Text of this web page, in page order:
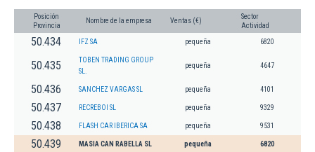
Posición
Provincia
Nombre de la empresa Ventas (€)
Sector
Actividad
50.434 IFZ SA pequeña 6820
50.435
TOBEN TRADING GROUP
SL.
pequeña 4647
50.436 SANCHEZ VARGAS SL pequeña 4101
50.437 RECREBOI SL pequeña 9329
50.438 FLASH CAR IBERICA SA pequeña 9531
50.439 MASIA CAN RABELLA SL pequeña 6820